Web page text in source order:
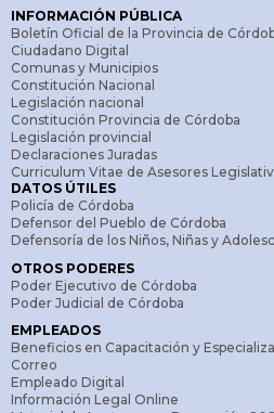
INFORMACIÓN PÚBLICA
Boletín Oficial de la Provincia de
Ciudadano Digital
Comunas y Municipios
Constitución Nacional
Legislación nacional
Constitución Provincia de Córdoba
Legislación provincial
Declaraciones Juradas
Curriculum Vitae de Asesores
DATOS ÚTILES
Policía de Córdoba
Defensor del Pueblo de Córdoba
Defensoría de los Niños, Niñas y
OTROS PODERES
Poder Ejecutivo de Córdoba
Poder Judicial de Córdoba
EMPLEADOS
Beneficios en Capacitación y
Correo
Empleado Digital
Información Legal Online